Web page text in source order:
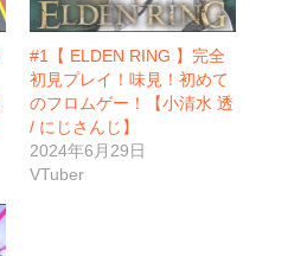
#1【 ELDEN RING 】完全
初見プレイ！味見！初めて
のフロムゲー！【小清水 透
/ にじさんじ】
2024年6月29日
VTuber